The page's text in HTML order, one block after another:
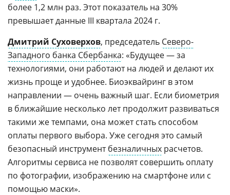
более 1,2 млн раз. Этот показатель на 30%
превышает данные III квартала 2024 г.
Дмитрий Суховерхов, председатель Северо-
Западного банка Сбербанка: «Будущее — за
технологиями, они работают на людей и делают их
жизнь проще и удобнее. Биоэквайринг в этом
направлении — очень важный шаг. Если биометрия
в ближайшие несколько лет продолжит развиваться
такими же темпами, она может стать способом
оплаты первого выбора. Уже сегодня это самый
безопасный инструментбезналичных расчетов.
Алгоритмы сервиса не позволят совершить оплату
по фотографии, изображению на смартфоне или с
помощью маски».